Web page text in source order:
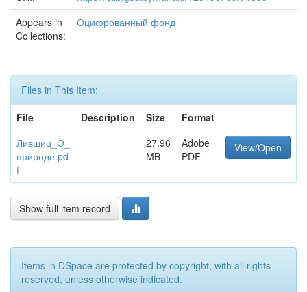
Appears in
Collections:
Оцифрованный фонд
Files in This Item:
File
Description Size
Format
Лившиц_О_
природе.pd
f
27.96
MB
Adobe
PDF
View/Open
Show full item record
Items in DSpace are protected by copyright, with all rights
reserved, unless otherwise indicated.